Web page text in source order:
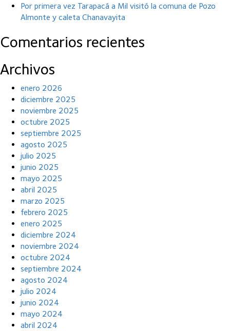
Por primera vez Tarapacá a Mil visitó la comuna de Pozo
Almonte y caleta Chanavayita
Comentarios recientes
Archivos
enero 2026
diciembre 2025
noviembre 2025
octubre 2025
septiembre 2025
agosto 2025
julio 2025
junio 2025
mayo 2025
abril 2025
marzo 2025
febrero 2025
enero 2025
diciembre 2024
noviembre 2024
octubre 2024
septiembre 2024
agosto 2024
julio 2024
junio 2024
mayo 2024
abril 2024